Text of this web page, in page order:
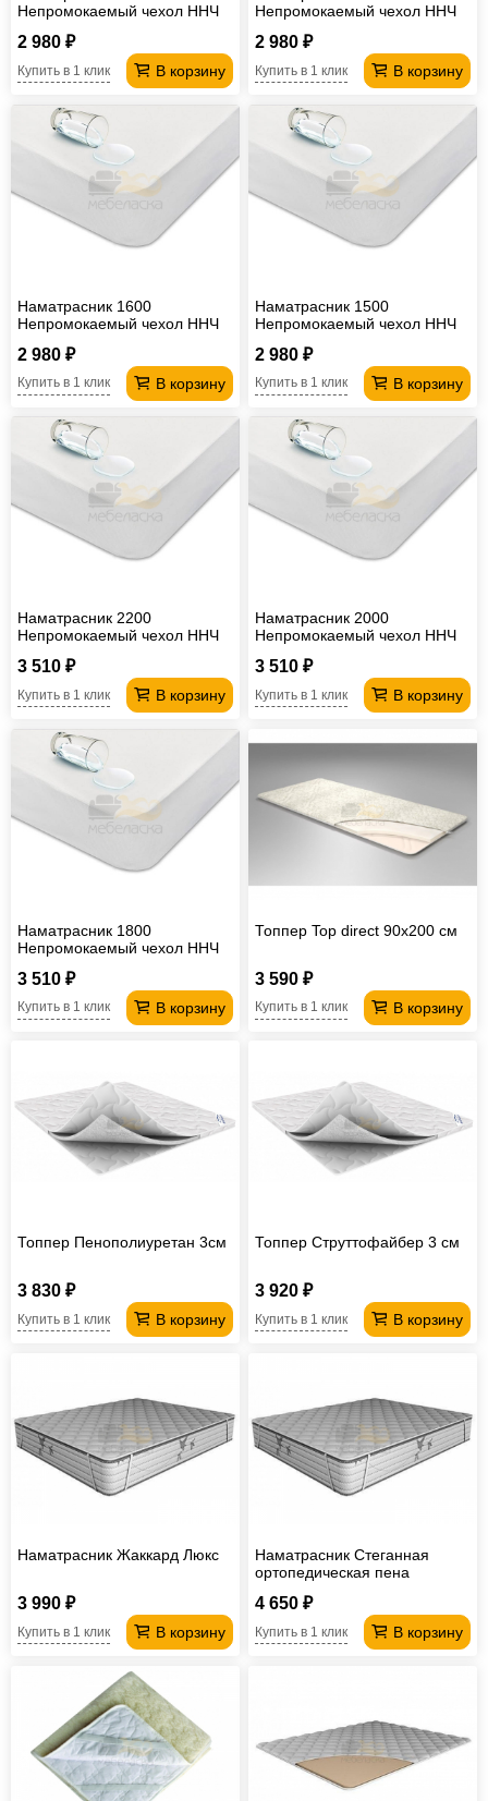
Непромокаемый чехол ННЧ
2 980 ₽
В корзину
Купить в 1 клик
Непромокаемый чехол ННЧ
2 980 ₽
В корзину
Купить в 1 клик
Наматрасник 1600
Непромокаемый чехол ННЧ
2 980 ₽
В корзину
Купить в 1 клик
Наматрасник 1500
Непромокаемый чехол ННЧ
2 980 ₽
В корзину
Купить в 1 клик
Наматрасник 2200
Непромокаемый чехол ННЧ
3 510 ₽
В корзину
Купить в 1 клик
Наматрасник 2000
Непромокаемый чехол ННЧ
3 510 ₽
В корзину
Купить в 1 клик
Наматрасник 1800
Непромокаемый чехол ННЧ
3 510 ₽
В корзину
Купить в 1 клик
Топпер Top direct 90х200 см
3 590 ₽
В корзину
Купить в 1 клик
Топпер Пенополиуретан 3см
3 830 ₽
В корзину
Купить в 1 клик
Топпер Струттофайбер 3 см
3 920 ₽
В корзину
Купить в 1 клик
Наматрасник Жаккард Люкс
3 990 ₽
В корзину
Купить в 1 клик
Наматрасник Стеганная
ортопедическая пена
4 650 ₽
В корзину
Купить в 1 клик